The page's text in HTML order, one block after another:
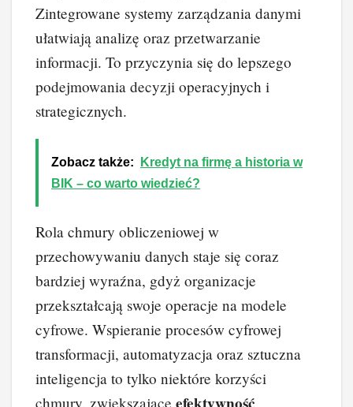
Zintegrowane systemy zarządzania danymi
ułatwiają analizę oraz przetwarzanie
informacji. To przyczynia się do lepszego
podejmowania decyzji operacyjnych i
strategicznych.
Zobacz także:
Kredyt na firmę a historia w
BIK – co warto wiedzieć?
Rola chmury obliczeniowej w
przechowywaniu danych staje się coraz
bardziej wyraźna, gdyż organizacje
przekształcają swoje operacje na modele
cyfrowe. Wspieranie procesów cyfrowej
transformacji, automatyzacja oraz sztuczna
inteligencja to tylko niektóre korzyści
chmury, zwiększające